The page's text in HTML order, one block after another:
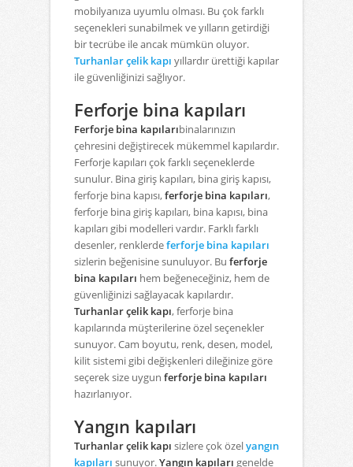
mobilyanıza uyumlu olması. Bu çok farklı
seçenekleri sunabilmek ve yılların getirdiği
bir tecrübe ile ancak mümkün oluyor.
Turhanlar çelik kapı yıllardır ürettiği kapılar
ile güvenliğinizi sağlıyor.
Ferforje bina kapıları
Ferforje bina kapılarıbinalarınızın
çehresini değiştirecek mükemmel kapılardır.
Ferforje kapıları çok farklı seçeneklerde
sunulur. Bina giriş kapıları, bina giriş kapısı,
ferforje bina kapısı,ferforje bina kapıları,
ferforje bina giriş kapıları, bina kapısı, bina
kapıları gibi modelleri vardır. Farklı farklı
desenler, renklerdeferforje bina kapıları
sizlerin beğenisine sunuluyor. Bu ferforje
bina kapıları hem beğeneceğiniz, hem de
güvenliğinizi sağlayacak kapılardır.
Turhanlar çelik kapı, ferforje bina
kapılarında müşterilerine özel seçenekler
sunuyor. Cam boyutu, renk, desen, model,
kilit sistemi gibi değişkenleri dileğinize göre
seçerek size uygun ferforje bina kapıları
hazırlanıyor.
Yangın kapıları
Turhanlar çelik kapı sizlere çok özelyangın
kapıları sunuyor.Yangın kapıları genelde